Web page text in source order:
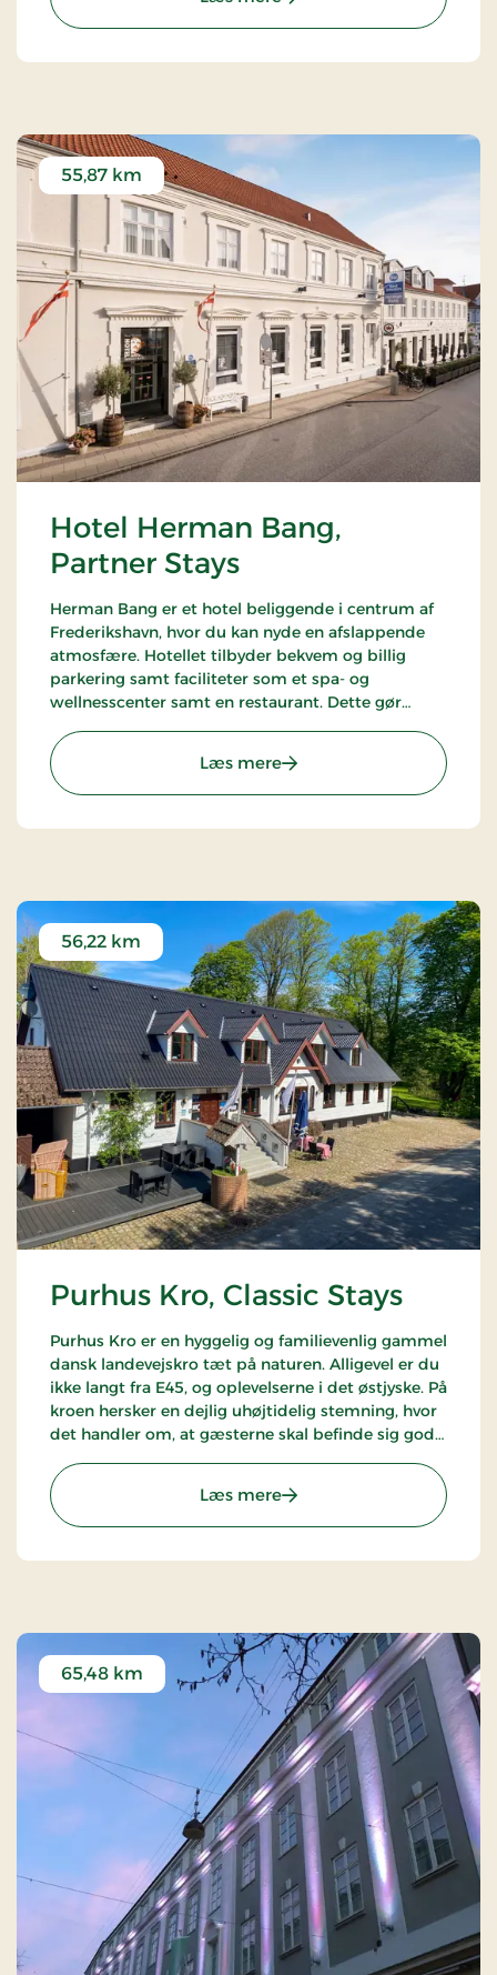
Hotel Herman Bang,
Partner Stays
55,87 km
Herman Bang er et hotel beliggende i centrum af
Frederikshavn, hvor du kan nyde en afslappende
atmosfære. Hotellet tilbyder bekvem og billig
parkering samt faciliteter som et spa- og
wellnesscenter samt en restaurant. Dette gør
ophold i Frederikshavn. Hotellet er en del af
alliancen med BWH Hotels - The Hotel Alliance.
Læs mere: Hotel Herman Bang,
Purhus Kro, Classic Stays
56,22 km
Purhus Kro er en hyggelig og familievenlig gammel
dansk landevejskro tæt på naturen. Alligevel er du
ikke langt fra E45, og oplevelserne i det østjyske. På
kroen hersker en dejlig uhøjtidelig stemning, hvor
det handler om, at gæsterne skal befinde sig godt.
"gammeldaws" kromad.
Læs mere: Purhus Kro, Classic Stays
65,48 km